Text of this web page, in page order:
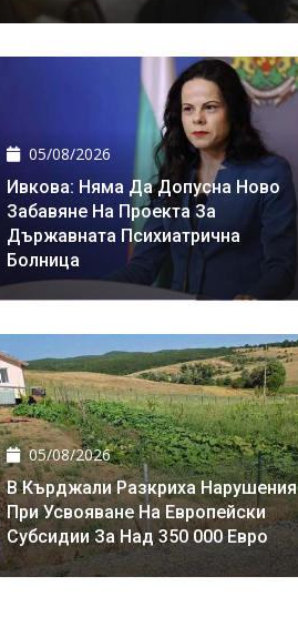
05/08/2026
Ивкова: Няма Да Допусна Ново
Забавяне На Проекта За
Държавната Психиатрична
Болница
05/08/2026
В Кърджали Разкриха Нарушения
При Усвояване На Европейски
Субсидии За Над 350 000 Евро